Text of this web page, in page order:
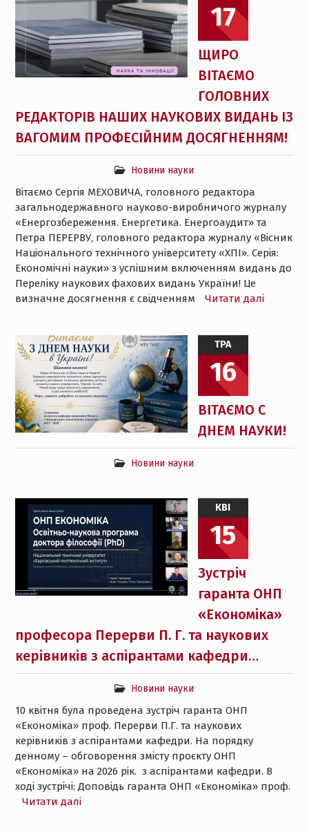
17
ЩИРО
ВІТАЄМО
ГОЛОВНИХ
РЕДАКТОРІВ НАШИХ НАУКОВИХ ВИДАНЬ ІЗ
ВАГОМИМ ПРОФЕСІЙНИМ ДОСЯГНЕННЯМ!
Новини науки
Вітаємо Сергія МЕХОВИЧА, головного редактора
загальнодержавного науково-виробничого журналу
«Енергозбереження. Енергетика. Енергоаудит» та
Петра ПЕРЕРВУ, головного редактора журналу «Вісник
Національного технічного університету «ХПІ». Серія:
Економічні науки» з успішним включенням видань до
Переліку наукових фахових видань України! Це
визначне досягнення є свідченням
Читати далі
ТРА
16
ВІТАЄМО С
ДНЕМ НАУКИ!
Новини науки
КВІ
15
Зустріч
гаранта ОНП
«Економіка»
професора Перерви П. Г. та наукових
керівників з аспірантами кафедри…
Новини науки
10 квітня була проведена зустріч гаранта ОНП
«Економіка» проф. Перерви П.Г. та наукових
керівників з аспірантами кафедри. На порядку
денному – обговорення змісту проєкту ОНП
«Економіка» на 2026 рік. з аспірантами кафедри. В
ході зустрічі: Доповідь гаранта ОНП «Економіка» проф.
Читати далі